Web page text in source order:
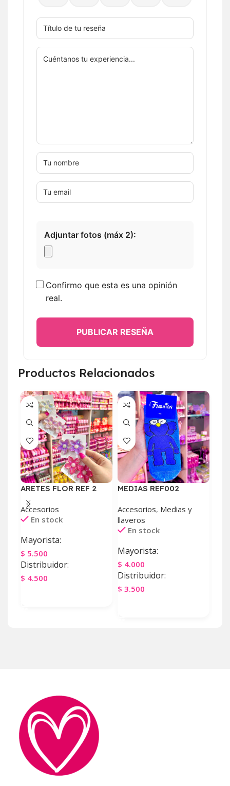
Adjuntar fotos (máx 2):
Confirmo que esta es una opinión
real.
PUBLICAR RESEÑA
Productos Relacionados
ARETES FLOR REF 2
Accesorios
En stock
Mayorista:
$ 5.500
Distribuidor:
$ 4.500
MEDIAS REF002
Accesorios, Medias y
llaveros
En stock
Mayorista:
$ 4.000
Distribuidor:
$ 3.500